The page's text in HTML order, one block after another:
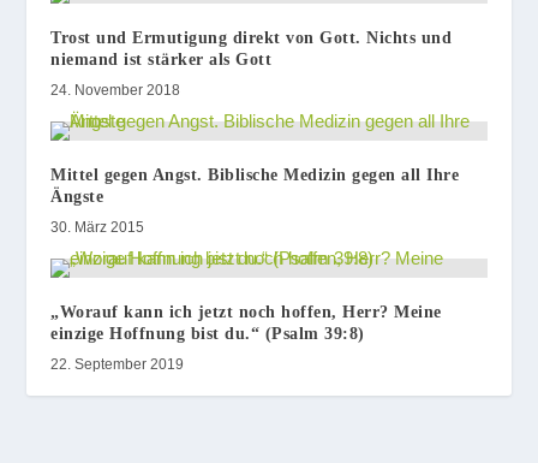
Trost und Ermutigung direkt von Gott. Nichts und
niemand ist stärker als Gott
24. November 2018
Mittel gegen Angst. Biblische Medizin gegen all Ihre
Ängste
30. März 2015
„Worauf kann ich jetzt noch hoffen, Herr? Meine
einzige Hoffnung bist du.“ (Psalm 39:8)
22. September 2019